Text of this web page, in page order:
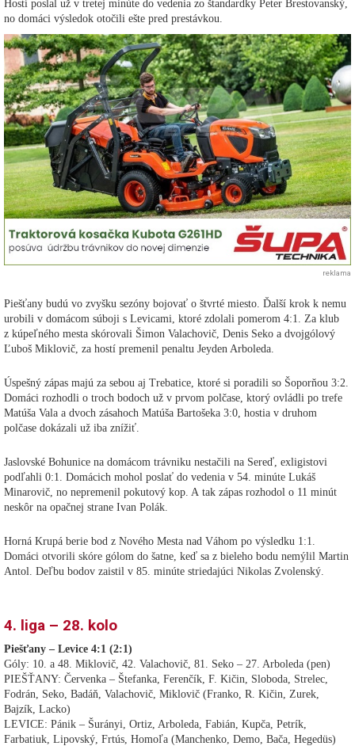
Hostí poslal už v tretej minúte do vedenia zo štandardky Peter Brestovanský,
no domáci výsledok otočili ešte pred prestávkou.
reklama
Piešťany budú vo zvyšku sezóny bojovať o štvrté miesto. Ďalší krok k nemu
urobili v domácom súboji s Levicami, ktoré zdolali pomerom 4:1. Za klub
z kúpeľného mesta skórovali Šimon Valachovič, Denis Seko a dvojgólový
Ľuboš Miklovič, za hostí premenil penaltu Jeyden Arboleda.
Úspešný zápas majú za sebou aj Trebatice, ktoré si poradili so Šoporňou 3:2.
Domáci rozhodli o troch bodoch už v prvom polčase, ktorý ovládli po trefe
Matúša Vala a dvoch zásahoch Matúša Bartošeka 3:0, hostia v druhom
polčase dokázali už iba znížiť.
Jaslovské Bohunice na domácom trávniku nestačili na Sereď, exligistovi
podľahli 0:1. Domácich mohol poslať do vedenia v 54. minúte Lukáš
Minarovič, no nepremenil pokutový kop. A tak zápas rozhodol o 11 minút
neskôr na opačnej strane Ivan Polák.
Horná Krupá berie bod z Nového Mesta nad Váhom po výsledku 1:1.
Domáci otvorili skóre gólom do šatne, keď sa z bieleho bodu nemýlil Martin
Antol. Deľbu bodov zaistil v 85. minúte striedajúci Nikolas Zvolenský.
4. liga – 28. kolo
Piešťany – Levice 4:1 (2:1)
Góly: 10. a 48. Miklovič, 42. Valachovič, 81. Seko – 27. Arboleda (pen)
PIEŠŤANY: Červenka – Štefanka, Ferenčík, F. Kičin, Sloboda, Strelec,
Fodrán, Seko, Badáň, Valachovič, Miklovič (Franko, R. Kičin, Zurek,
Bajzík, Lacko)
LEVICE: Pánik – Šurányi, Ortiz, Arboleda, Fabián, Kupča, Petrík,
Farbatiuk, Lipovský, Frtús, Homoľa (Manchenko, Demo, Bača, Hegedüs)